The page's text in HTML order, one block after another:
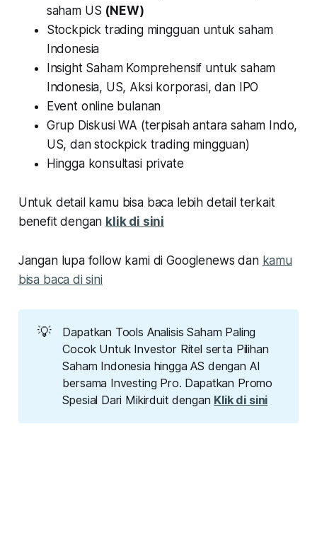
saham US (NEW)
Stockpick trading mingguan untuk saham
Indonesia
Insight Saham Komprehensif untuk saham
Indonesia, US, Aksi korporasi, dan IPO
Event online bulanan
Grup Diskusi WA (terpisah antara saham Indo,
US, dan stockpick trading mingguan)
Hingga konsultasi private
Untuk detail kamu bisa baca lebih detail terkait
benefit dengan klik di sini
Jangan lupa follow kami di Googlenews dan kamu
bisa baca di sini
💡
Dapatkan Tools Analisis Saham Paling
Cocok Untuk Investor Ritel serta Pilihan
Saham Indonesia hingga AS dengan AI
bersama Investing Pro. Dapatkan Promo
Spesial Dari Mikirduit dengan Klik di sini